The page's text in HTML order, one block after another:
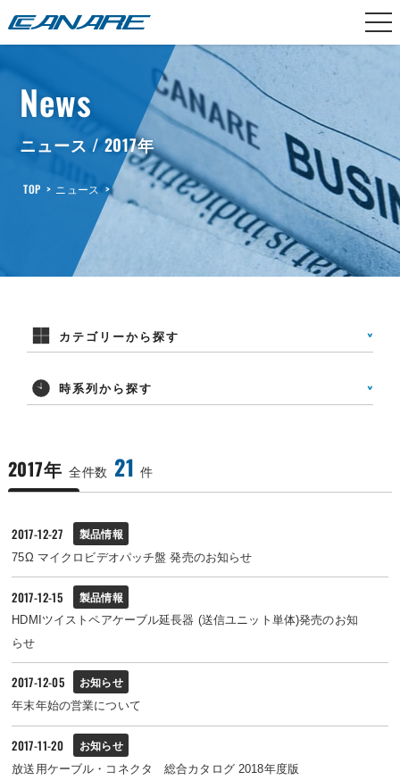
News
ニュース / 2017年
TOP > ニュース >
2017年 全件数 21件
2017-12-27 製品情報
75Ω マイクロビデオパッチ盤 発売のお知らせ
2017-12-15 製品情報
HDMIツイストペアケーブル延長器 (送信ユニット単体)発売のお知
らせ
2017-12-05 お知らせ
年末年始の営業について
2017-11-20 お知らせ
放送用ケーブル・コネクタ 総合カタログ 2018年度版
カテゴリーから探す
時系列から探す